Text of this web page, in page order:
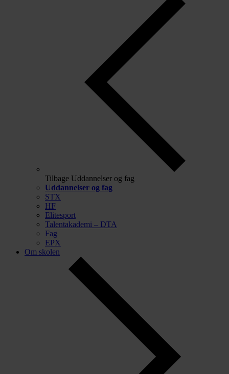
Tilbage Uddannelser og fag
Uddannelser og fag
STX
HF
Elitesport
Talentakademi – DTA
Fag
EPX
Om skolen